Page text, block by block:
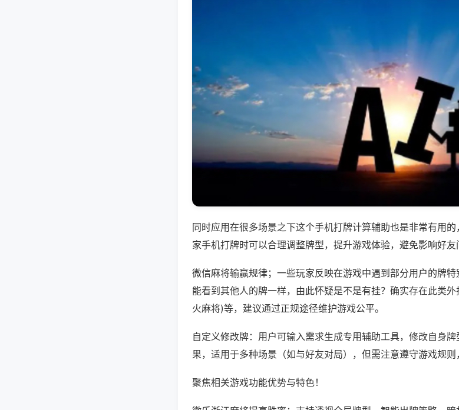
同时应用在很多场景之下这个手机打牌计算辅助也是非常有用
家手机打牌时可以合理调整牌型，提升游戏体验，避免影响好友
微信麻将输赢规律；一些玩家反映在游戏中遇到部分用户的牌
能看到其他人的牌一样，由此怀疑是不是有挂？确实存在此类
火麻将)等，建议通过正规途径维护游戏公平。
自定义修改牌：用户可输入需求生成专用辅助工具，修改自身
果，适用于多种场景（如与好友对局），但需注意遵守游戏规则
聚焦相关游戏功能优势与特色！